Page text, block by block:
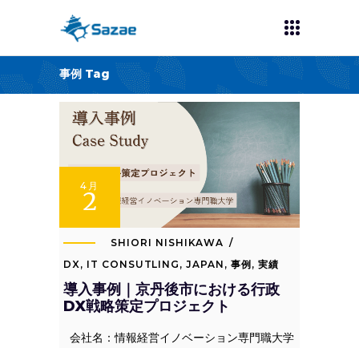
事例 Tag
4月
2
SHIORI NISHIKAWA
DX, IT CONSUTLING ,JAPAN , 事例 , 実績
導入事例｜京丹後市における行政
DX戦略策定プロジェクト
会社名：情報経営イノベーション専門職大学